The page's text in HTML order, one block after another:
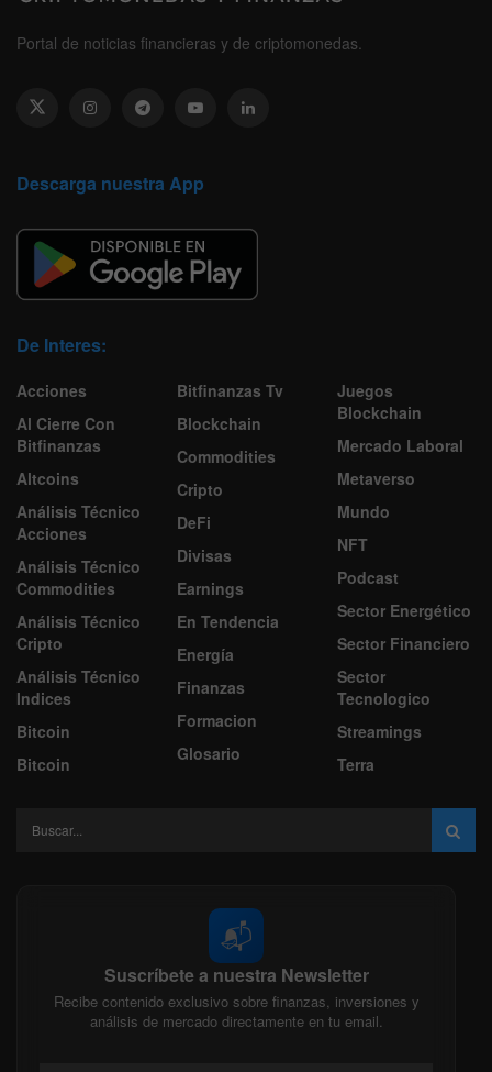
Portal de noticias financieras y de criptomonedas.
Descarga nuestra App
De Interes:
Acciones
Al Cierre Con
Bitfinanzas
Altcoins
Análisis Técnico
Acciones
Análisis Técnico
Commodities
Análisis Técnico
Cripto
Análisis Técnico
Indices
Bitcoin
Bitcoin
Bitfinanzas Tv
Blockchain
Commodities
Cripto
DeFi
Divisas
Earnings
En Tendencia
Energía
Finanzas
Formacion
Glosario
Juegos
Blockchain
Mercado Laboral
Metaverso
Mundo
NFT
Podcast
Sector Energético
Sector Financiero
Sector
Tecnologico
Streamings
Terra
📬
Suscríbete a nuestra Newsletter
Recibe contenido exclusivo sobre finanzas, inversiones y
análisis de mercado directamente en tu email.